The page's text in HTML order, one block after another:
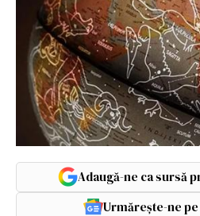
Adaugă-ne ca sursă
Urmărește-ne pe